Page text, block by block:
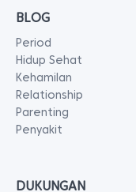
BLOG
Period
Hidup Sehat
Kehamilan
Relationship
Parenting
Penyakit
DUKUNGAN